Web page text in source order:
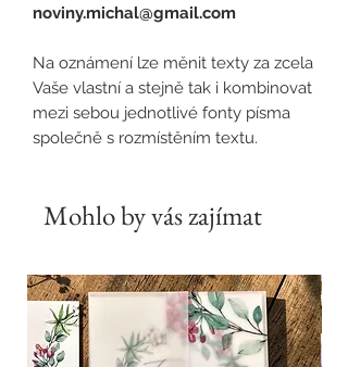
noviny.michal@gmail.com
Na oznámení lze měnit texty za zcela
Vaše vlastní a stejně tak i kombinovat
mezi sebou jednotlivé fonty písma
společně s rozmístěním textu.
Mohlo by vás zajímat